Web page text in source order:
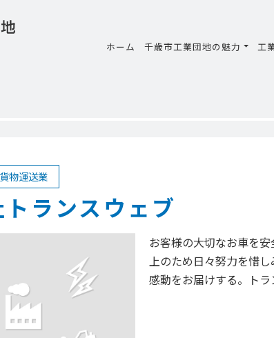
ホーム 千歳市工業団地の魅力 工
物運送業
ランスウェブ
お客様の大切なお車を
上のため日々努力を惜
感動をお届けする。トラ